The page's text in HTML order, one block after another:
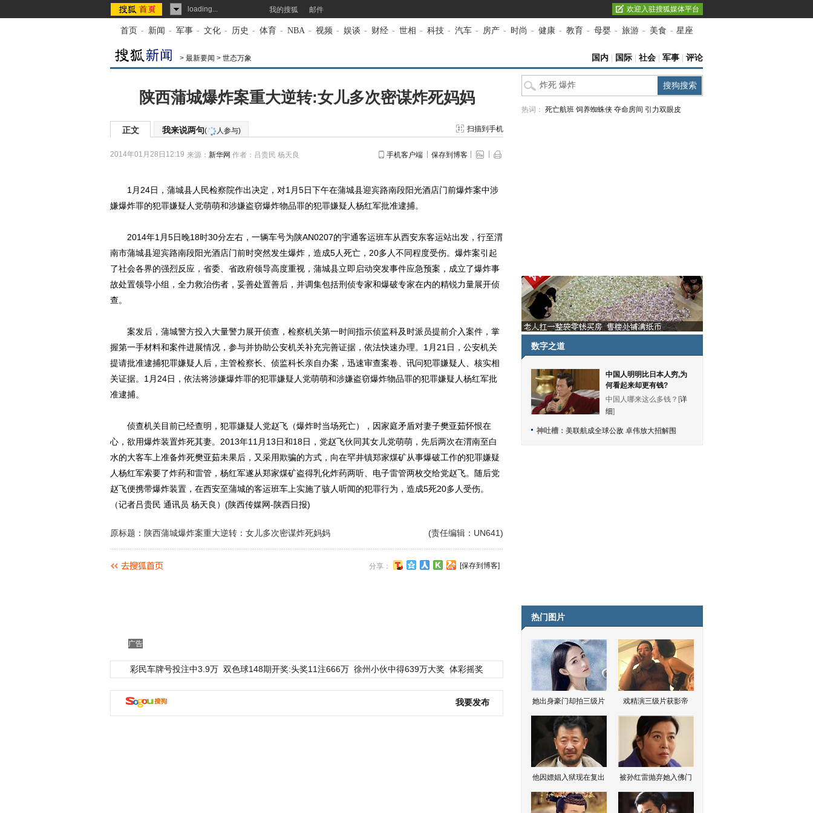
loading... 我的搜狐 邮件 欢迎入驻搜狐媒体平台
首页 - 新闻 - 军事 - 文化 - 历史 - 体育 - NBA - 视频 - 娱谈 - 财经 - 世相 - 科技 - 汽车 - 房产 - 时尚 - 健康 - 教育 - 母婴 - 旅游 - 美食 - 星座
> 最新要闻 > 世态万象 国内 国际 社会 军事 评论
陕西蒲城爆炸案重大逆转:女儿多次密谋炸死妈妈
正文 我来说两句( 人参与) 扫描到手机
2014年01月28日12:19 来源： 新华网 作者：吕贵民 杨天良 手机客户端 保存到博客
1月24日，蒲城县人民检察院作出决定，对1月5日下午在蒲城县迎宾路南段阳光酒店门前爆炸案中涉
嫌爆炸罪的犯罪嫌疑人党萌萌和涉嫌盗窃爆炸物品罪的犯罪嫌疑人杨红军批准逮捕。
2014年1月5日晚18时30分左右，一辆车号为陕AN0207的宇通客运班车从西安东客运站出发，行至渭
南市蒲城县迎宾路南段阳光酒店门前时突然发生爆炸，造成5人死亡，20多人不同程度受伤。爆炸案引起
了社会各界的强烈反应，省委、省政府领导高度重视，蒲城县立即启动突发事件应急预案，成立了爆炸事
故处置领导小组，全力救治伤者，妥善处置善后，并调集包括刑侦专家和爆破专家在内的精锐力量展开侦
查。
案发后，蒲城警方投入大量警力展开侦查，检察机关第一时间指示侦监科及时派员提前介入案件，掌
握第一手材料和案件进展情况，参与并协助公安机关补充完善证据，依法快速办理。1月21日，公安机关
提请批准逮捕犯罪嫌疑人后，主管检察长、侦监科长亲自办案，迅速审查案卷、讯问犯罪嫌疑人、核实相
关证据。1月24日，依法将涉嫌爆炸罪的犯罪嫌疑人党萌萌和涉嫌盗窃爆炸物品罪的犯罪嫌疑人杨红军批
准逮捕。
侦查机关目前已经查明，犯罪嫌疑人党赵飞（爆炸时当场死亡），因家庭矛盾对妻子樊亚茹怀恨在
心，欲用爆炸装置炸死其妻。2013年11月13日和18日，党赵飞伙同其女儿党萌萌，先后两次在渭南至白
水的大客车上准备炸死樊亚茹未果后，又采用欺骗的方式，向在罕井镇郑家煤矿从事爆破工作的犯罪嫌疑
人杨红军索要了炸药和雷管，杨红军遂从郑家煤矿盗得乳化炸药两听、电子雷管两枚交给党赵飞。随后党
赵飞便携带爆炸装置，在西安至蒲城的客运班车上实施了骇人听闻的犯罪行为，造成5死20多人受伤。
（记者吕贵民 通讯员 杨天良）(陕西传媒网-陕西日报)
(责任编辑：UN641)
原标题：陕西蒲城爆炸案重大逆转：女儿多次密谋炸死妈妈
分享： [保存到博客]
广告
彩民车牌号投注中3.9万 双色球148期开奖:头奖11注666万 徐州小伙中得639万大奖 体彩摇奖
我要发布
热词： 死亡航班 饲养蜘蛛侠 夺命房间 引力双眼皮
数字之道
中国人明明比日本人穷,为
何看起来却更有钱?
中国人哪来这么多钱？[详
细]
神吐槽： 美联航成全球公敌 卓伟放大招解围
热门图片
她出身豪门却拍三级片 戏精演三级片获影帝
他因嫖娼入狱现在复出 被孙红雷抛弃她入佛门